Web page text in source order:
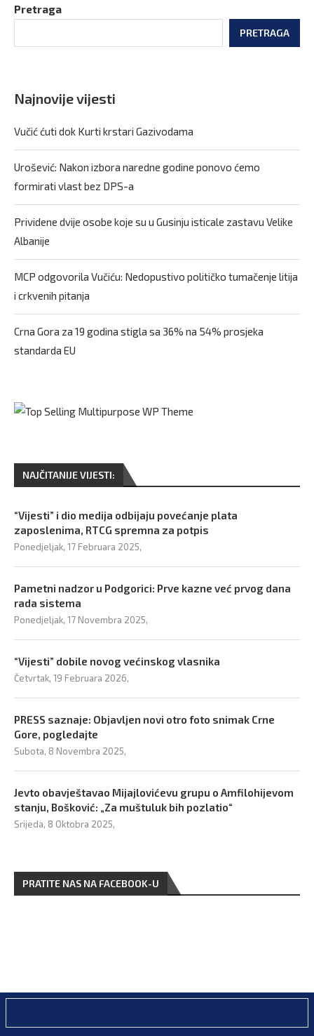
Pretraga
PRETRAGA
Najnovije vijesti
Vučić ćuti dok Kurti krstari Gazivodama
Urošević: Nakon izbora naredne godine ponovo ćemo
formirati vlast bez DPS-a
Prividene dvije osobe koje su u Gusinju isticale zastavu Velike
Albanije
MCP odgovorila Vučiću: Nedopustivo političko tumačenje litija
i crkvenih pitanja
Crna Gora za 19 godina stigla sa 36% na 54% prosjeka
standarda EU
NAJČITANIJE VIJESTI:
“Vijesti” i dio medija odbijaju povećanje plata
zaposlenima, RTCG spremna za potpis
Ponedjeljak, 17 Februara 2025,
Pametni nadzor u Podgorici: Prve kazne već prvog dana
rada sistema
Ponedjeljak, 17 Novembra 2025,
“Vijesti” dobile novog većinskog vlasnika
Četvrtak, 19 Februara 2026,
PRESS saznaje: Objavljen novi otro foto snimak Crne
Gore, pogledajte
Subota, 8 Novembra 2025,
Jevto obavještavao Mijajlovićevu grupu o Amfilohijevom
stanju, Bošković: „Za muštuluk bih pozlatio“
Srijeda, 8 Oktobra 2025,
PRATITE NAS NA FACEBOOK-U